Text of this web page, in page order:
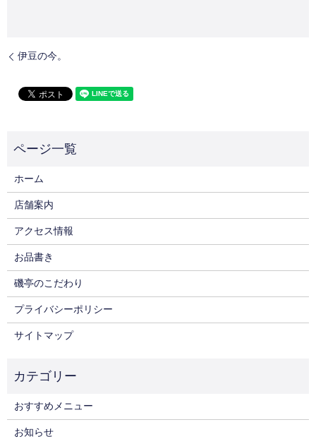
伊豆の今。
ホーム
店舗案内
アクセス情報
お品書き
磯亭のこだわり
プライバシーポリシー
サイトマップ
おすすめメニュー
お知らせ